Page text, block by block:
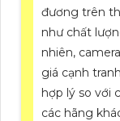
đương trên
như chất
nhiên,
giá cạnh
hợp lý so với
các hãng